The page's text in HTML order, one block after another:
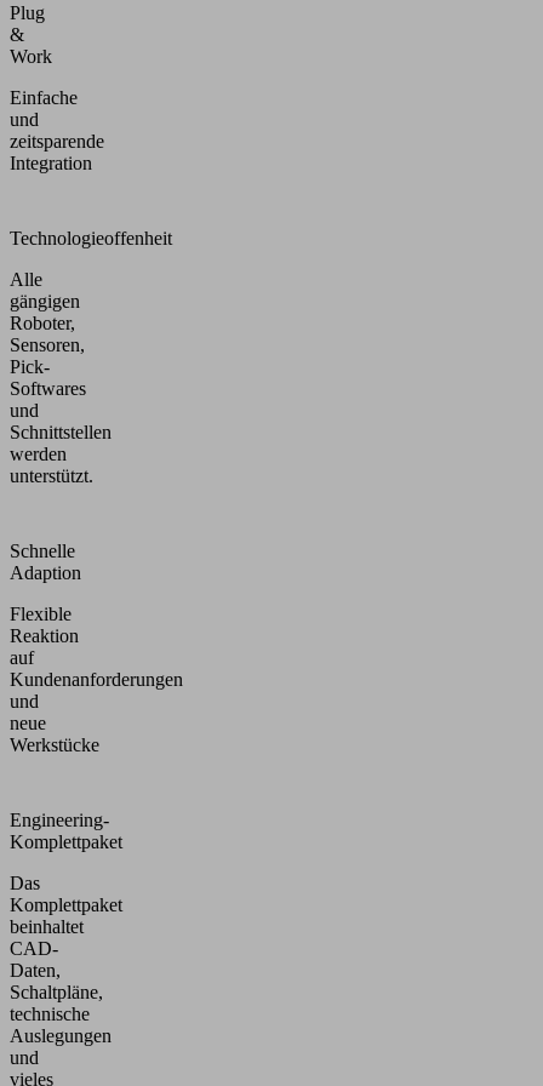
Plug
&
Work
Einfache
und
zeitsparende
Integration
Technologieoffenheit
Alle
gängigen
Roboter,
Sensoren,
Pick-
Softwares
und
Schnittstellen
werden
unterstützt.
Schnelle
Adaption
Flexible
Reaktion
auf
Kundenanforderungen
und
neue
Werkstücke
Engineering-
Komplettpaket
Das
Komplettpaket
beinhaltet
CAD-
Daten,
Schaltpläne,
technische
Auslegungen
und
vieles